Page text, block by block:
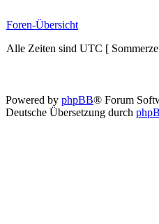
Foren-Übersicht
Alle Zeiten sind UTC [
Powered by phpBB® Forum
Deutsche Übersetzung durch